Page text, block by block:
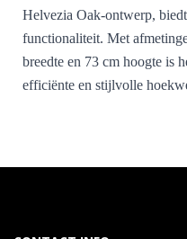
Helvezia Oak-ontwerp,
functionaliteit. Met
breedte en 73 cm hoogte is
efficiënte en stijlvolle